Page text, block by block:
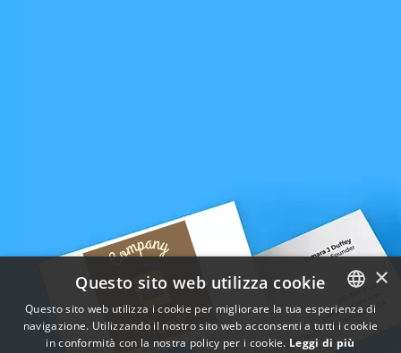
ENGLISH
×
Questo sito web utilizza cookie
Questo sito web utilizza i cookie per migliorare la tua esperienza di
navigazione. Utilizzando il nostro sito web acconsenti a tutti i cookie
in conformità con la nostra policy per i cookie. Leggi di più